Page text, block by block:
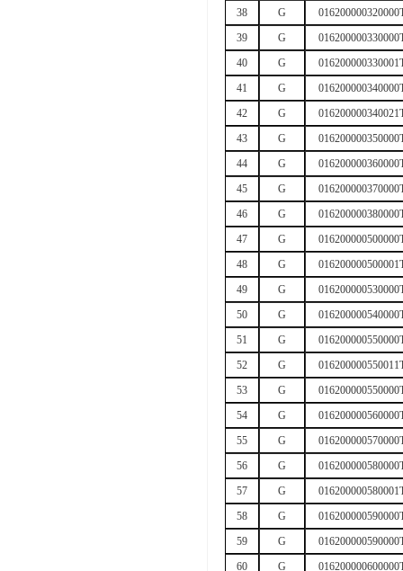
38
G
39
G
40
G
41
G
42
G
43
G
44
G
45
G
46
G
47
G
48
G
49
G
50
G
51
G
52
G
53
G
54
G
55
G
56
G
57
G
58
G
59
G
60
G